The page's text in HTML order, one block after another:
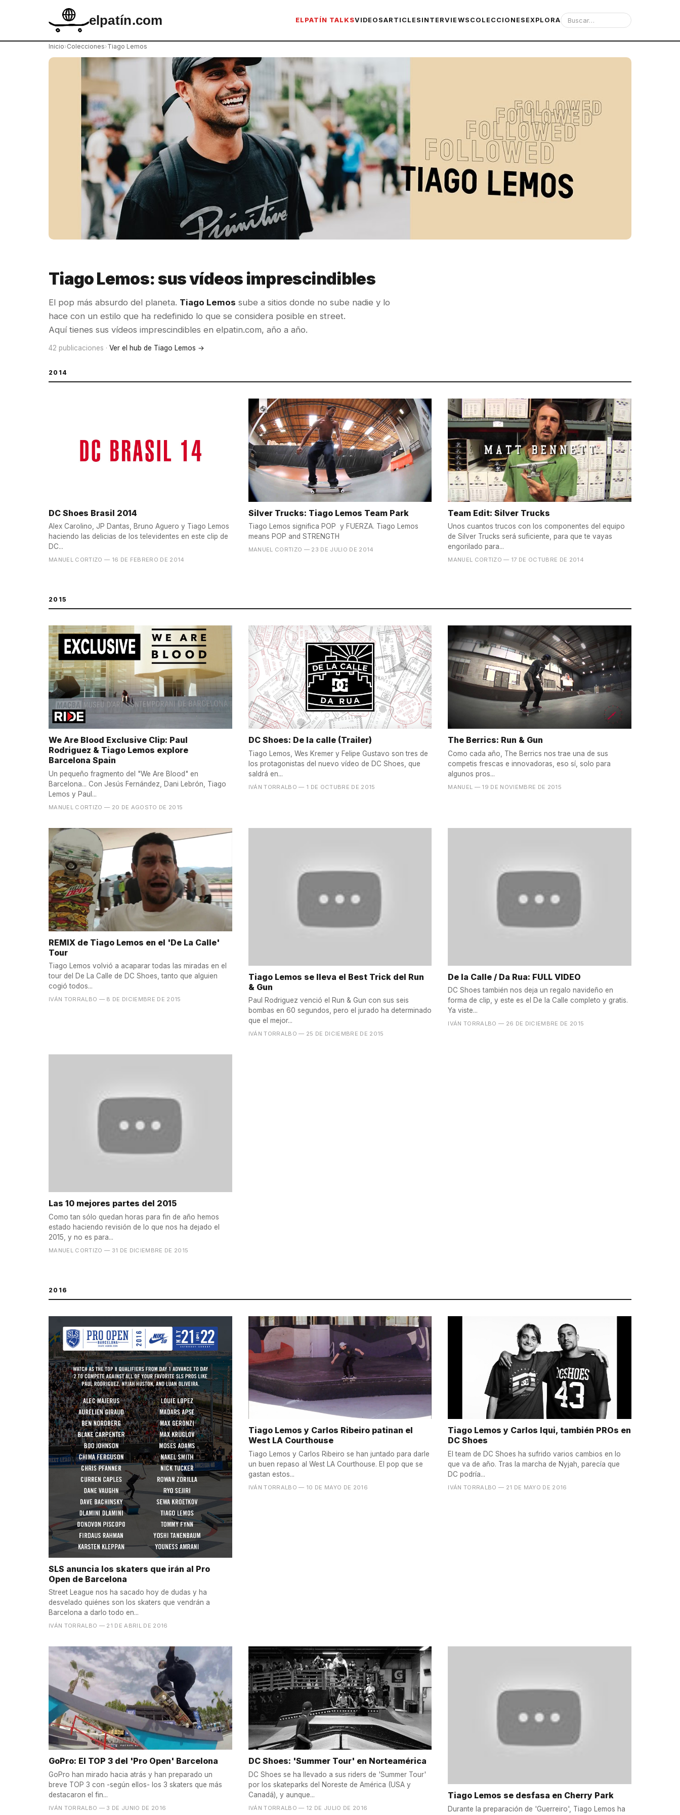
elpatín.com ELPATÍN TALKSVIDEOSARTICLES INTERVIEWS COLECCIONES EXPLORA
Inicio›Colecciones›Tiago Lemos
Tiago Lemos: sus vídeos imprescindibles
El pop más absurdo del planeta. Tiago Lemos sube a sitios donde no sube nadie y lo
hace con un estilo que ha redefinido lo que se considera posible en street.
Aquí tienes sus vídeos imprescindibles en elpatin.com, año a año.
42 publicaciones · Ver el hub de Tiago Lemos →
2014
DC Shoes Brasil 2014
Alex Carolino, JP Dantas, Bruno Aguero y Tiago Lemos
haciendo las delicias de los televidentes en este clip de
DC...
MANUEL CORTIZO — 16 DE FEBRERO DE 2014
Silver Trucks: Tiago Lemos Team Park
Tiago Lemos significa POP y FUERZA. Tiago Lemos
means POP and STRENGTH
MANUEL CORTIZO — 23 DE JULIO DE 2014
Team Edit: Silver Trucks
Unos cuantos trucos con los componentes del equipo
de Silver Trucks será suficiente, para que te vayas
engorilado para...
MANUEL CORTIZO — 17 DE OCTUBRE DE 2014
2015
We Are Blood Exclusive Clip: Paul
Rodriguez & Tiago Lemos explore
Barcelona Spain
Un pequeño fragmento del "We Are Blood" en
Barcelona... Con Jesús Fernández, Dani Lebrón, Tiago
Lemos y Paul...
MANUEL CORTIZO — 20 DE AGOSTO DE 2015
DC Shoes: De la calle (Trailer)
Tiago Lemos, Wes Kremer y Felipe Gustavo son tres de
los protagonistas del nuevo vídeo de DC Shoes, que
saldrá en...
IVÁN TORRALBO — 1 DE OCTUBRE DE 2015
The Berrics: Run & Gun
Como cada año, The Berrics nos trae una de sus
competis frescas e innovadoras, eso sí, solo para
algunos pros...
MANUEL — 19 DE NOVIEMBRE DE 2015
REMIX de Tiago Lemos en el 'De La Calle'
Tour
Tiago Lemos volvió a acaparar todas las miradas en el
tour del De La Calle de DC Shoes, tanto que alguien
cogió todos...
IVÁN TORRALBO — 8 DE DICIEMBRE DE 2015
Tiago Lemos se lleva el Best Trick del Run
& Gun
Paul Rodriguez venció el Run & Gun con sus seis
bombas en 60 segundos, pero el jurado ha determinado
que el mejor...
IVÁN TORRALBO — 25 DE DICIEMBRE DE 2015
De la Calle / Da Rua: FULL VIDEO
DC Shoes también nos deja un regalo navideño en
forma de clip, y este es el De la Calle completo y gratis.
Ya viste...
IVÁN TORRALBO — 26 DE DICIEMBRE DE 2015
Las 10 mejores partes del 2015
Como tan sólo quedan horas para fin de año hemos
estado haciendo revisión de lo que nos ha dejado el
2015, y no es para...
MANUEL CORTIZO — 31 DE DICIEMBRE DE 2015
2016
SLS anuncia los skaters que irán al Pro
Open de Barcelona
Street League nos ha sacado hoy de dudas y ha
desvelado quiénes son los skaters que vendrán a
Barcelona a darlo todo en...
IVÁN TORRALBO — 21 DE ABRIL DE 2016
Tiago Lemos y Carlos Ribeiro patinan el
West LA Courthouse
Tiago Lemos y Carlos Ribeiro se han juntado para darle
un buen repaso al West LA Courthouse. El pop que se
gastan estos...
IVÁN TORRALBO — 10 DE MAYO DE 2016
Tiago Lemos y Carlos Iqui, también PROs en
DC Shoes
El team de DC Shoes ha sufrido varios cambios en lo
que va de año. Tras la marcha de Nyjah, parecía que
DC podría...
IVÁN TORRALBO — 21 DE MAYO DE 2016
GoPro: El TOP 3 del 'Pro Open' Barcelona
GoPro han mirado hacia atrás y han preparado un
breve TOP 3 con -según ellos- los 3 skaters que más
destacaron el fin...
IVÁN TORRALBO — 3 DE JUNIO DE 2016
DC Shoes: 'Summer Tour' en Norteamérica
DC Shoes se ha llevado a sus riders de 'Summer Tour'
por los skateparks del Noreste de América (USA y
Canadá), y aunque...
IVÁN TORRALBO — 12 DE JULIO DE 2016
Tiago Lemos se desfasa en Cherry Park
Durante la preparación de 'Guerreiro', Tiago Lemos ha